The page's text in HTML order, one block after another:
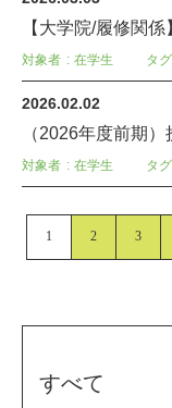
【大学院/履修関
対象者 在学生 タグ
2026.02.02
（2026年度前期
対象者 在学生 タグ
1 2 3
すべて